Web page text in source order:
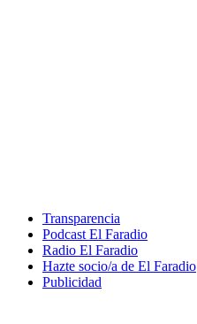
Transparencia
Podcast El Faradio
Radio El Faradio
Hazte socio/a de El Faradio
Publicidad